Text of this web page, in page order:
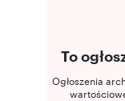
To
Ogłoszenia